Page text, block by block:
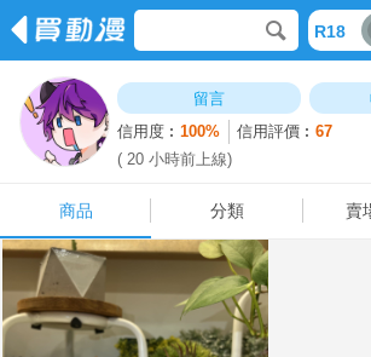
R18
留言
信用度︰100% 信用評價︰67
( 20 小時前上線)
商品 分類 賣
商品 分類 賣